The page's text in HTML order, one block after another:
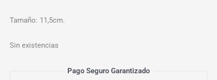
Tamaño: 11,5cm.
Sin existencias
Pago Seguro Garantizado